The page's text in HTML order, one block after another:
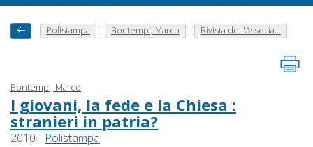
Polistampa Bontempi, Marco Rivista dell'Associa...
Bontempi, Marco
I giovani, la fede e la Chiesa :
stranieri in patria?
2010 - Polistampa